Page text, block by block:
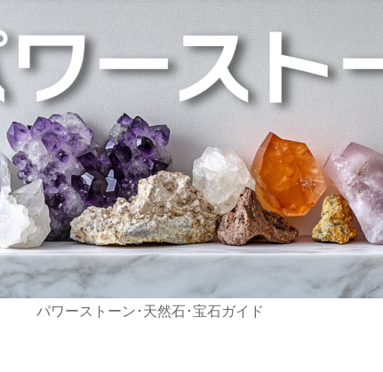
パワーストーン･天然石･宝石ガイド